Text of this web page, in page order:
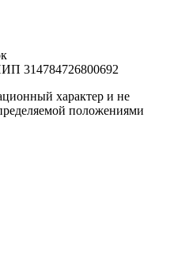
314784726800692
характер и не
положениями